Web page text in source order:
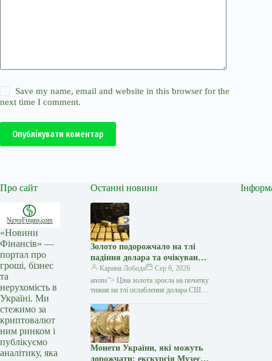
Save my name, email and website in this browser for the
next time I comment.
Опублікувати коментар
Про сайт
«Новини
Фінансів» —
портал про
гроші, бізнес
та
нерухомість в
Україні. Ми
стежимо за
криптовалют
ним ринком і
публікуємо
аналітику, яка
Останні новини
Золото подорожчало на тлі
падіння долара та очікувань
переговорів США з Іраном —
Мінфін
Карина Лобода
Сер 6, 2026
anons”> Ціна золота зросла на початку
тижня на тлі ослаблення долара США
витка інфляції. Як повідомляє Reuters,
ринок…
Монети України, які можуть
дорожчати: екскурсія Музеєм